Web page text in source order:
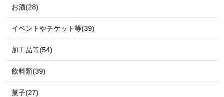
お酒(28)
イベントやチケット等(39)
加工品等(54)
飲料類(39)
菓子(27)